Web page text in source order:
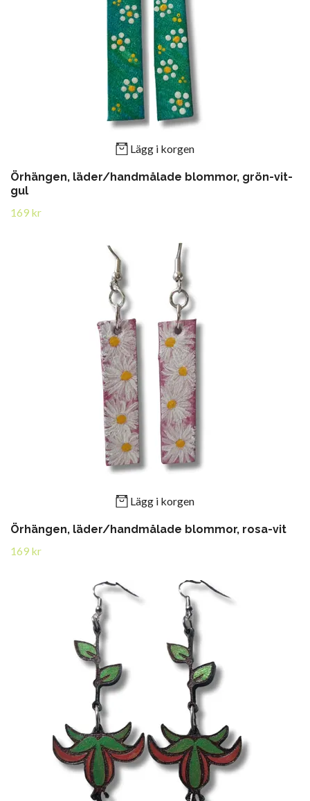
Lägg i korgen
Örhängen, läder/handmålade blommor, grön-vit-
gul
169 kr
Lägg i korgen
Örhängen, läder/handmålade blommor, rosa-vit
169 kr